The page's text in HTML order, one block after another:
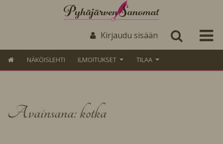
Kirjaudu sisään
NÄKÖISLEHTI ILMOITUKSET TILAA
Avainsana: kotka